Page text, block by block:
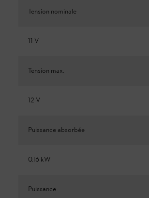
Tension nominale
11 V
Tension max.
12 V
Puissance absorbée
0.16 kW
Puissance